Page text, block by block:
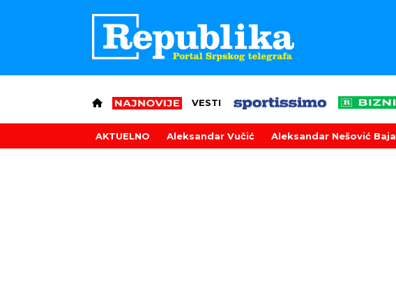
VESTI
AKTUELNO Aleksandar Vučić Aleksandar Nešović Baja